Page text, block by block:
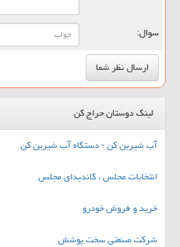
سوال:
لینک دوستان حراج کن
آب شیرین کن - دستگاه آب شیرین کن
انتخابات مجلس ، کاندیدای مجلس
خرید و فروش خودرو
شرکت صنعتی سخت پوشش